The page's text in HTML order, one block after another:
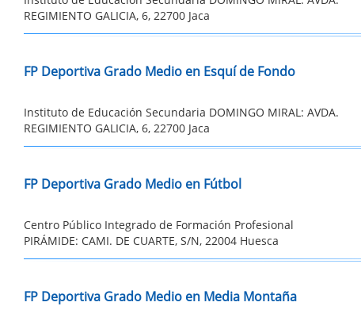
REGIMIENTO GALICIA, 6, 22700 Jaca
FP Deportiva Grado Medio en Esquí de Fondo
Instituto de Educación Secundaria DOMINGO MIRAL: AVDA.
REGIMIENTO GALICIA, 6, 22700 Jaca
FP Deportiva Grado Medio en Fútbol
Centro Público Integrado de Formación Profesional
PIRÁMIDE: CAMI. DE CUARTE, S/N, 22004 Huesca
FP Deportiva Grado Medio en Media Montaña